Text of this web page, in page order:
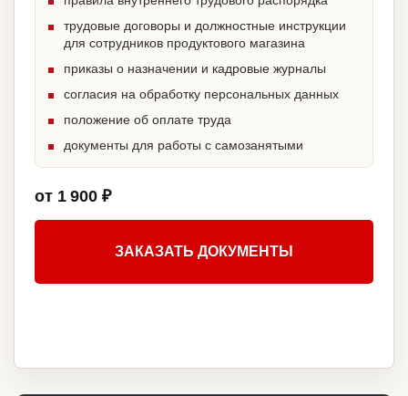
трудовые договоры и должностные инструкции
для сотрудников продуктового магазина
приказы о назначении и кадровые журналы
согласия на обработку персональных данных
положение об оплате труда
документы для работы с самозанятыми
от 1 900 ₽
ЗАКАЗАТЬ ДОКУМЕНТЫ